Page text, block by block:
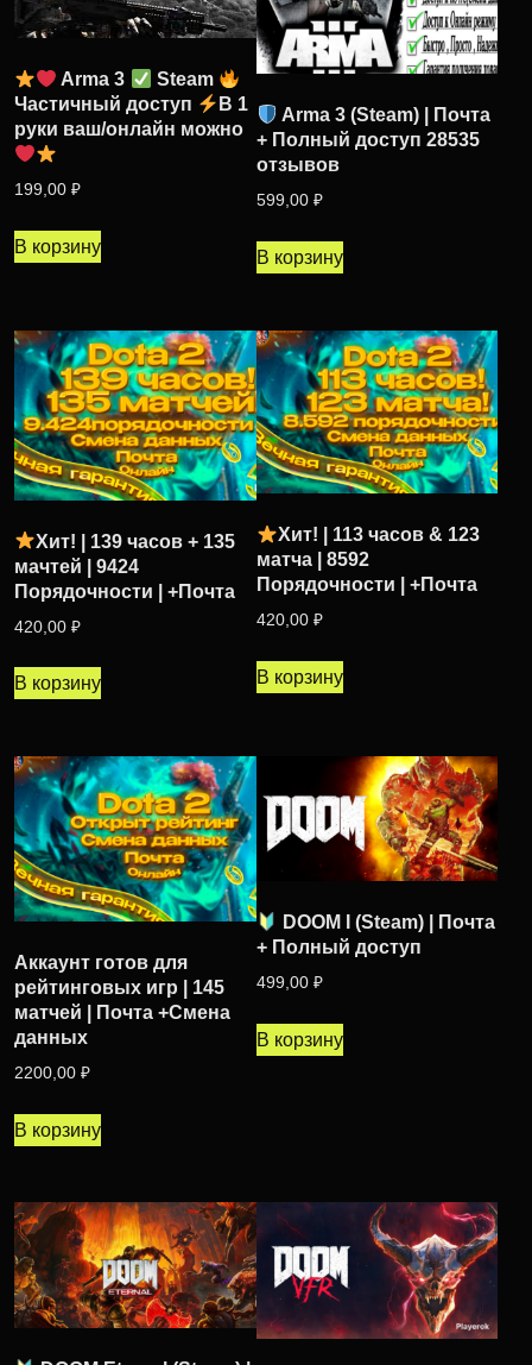
Arma 3
Steam
Частичный доступ
В 1
руки ваш/онлайн можно
199,00 ₽
В корзину
Arma 3 (Steam) | Почта
+ Полный доступ 28535
отзывов
599,00 ₽
В корзину
Хит! | 139 часов + 135
мачтей | 9424
Порядочности | +Почта
420,00 ₽
В корзину
Хит! | 113 часов & 123
матча | 8592
Порядочности | +Почта
420,00 ₽
В корзину
Аккаунт готов для
рейтинговых игр | 145
матчей | Почта +Смена
данных
2200,00 ₽
В корзину
DOOM I (Steam) | Почта
+ Полный доступ
499,00 ₽
В корзину